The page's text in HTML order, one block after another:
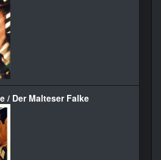
/ Der Malteser Falke